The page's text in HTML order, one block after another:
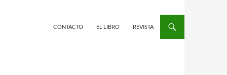
CONTACTO EL LIBRO REVISTA